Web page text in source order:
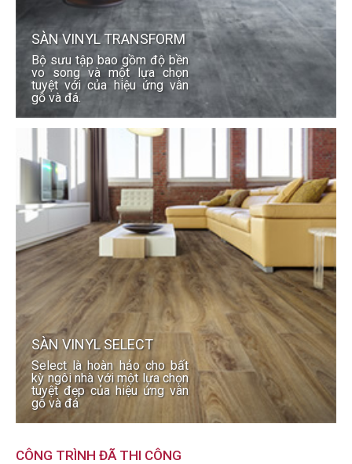
SÀN VINYL TRANSFORM
Bộ sưu tập bao gồm độ bền
vo song và một lựa chọn
tuyệt với của hiệu ứng vân
gỗ và đá.
SÀN VINYL SELECT
Select là hoàn hảo cho bất
kỳ ngôi nhà với một lựa chọn
tuyệt đẹp của hiệu ứng vân
gỗ và đá
CÔNG TRÌNH ĐÃ THI CÔNG